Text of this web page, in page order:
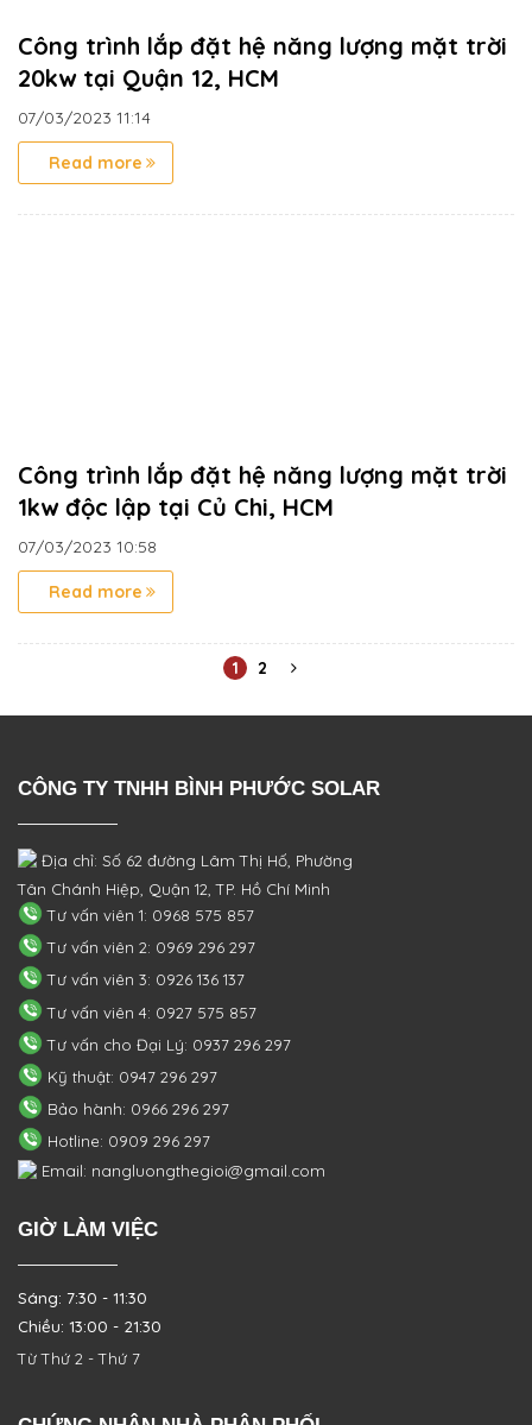
Công trình lắp đặt hệ năng lượng mặt trời
20kw tại Quận 12, HCM
07/03/2023 11:14
Read more
Công trình lắp đặt hệ năng lượng mặt trời
1kw độc lập tại Củ Chi, HCM
07/03/2023 10:58
Read more
1 2
CÔNG TY TNHH BÌNH PHƯỚC SOLAR
Địa chỉ: Số 62 đường Lâm Thị Hố, Phường
Tân Chánh Hiệp, Quận 12, TP. Hồ Chí Minh
Tư vấn viên 1: 0968 575 857
Tư vấn viên 2: 0969 296 297
Tư vấn viên 3: 0926 136 137
Tư vấn viên 4: 0927 575 857
Tư vấn cho Đại Lý: 0937 296 297
Kỹ thuật: 0947 296 297
Bảo hành: 0966 296 297
Hotline: 0909 296 297
Email: nangluongthegioi@gmail.com
GIỜ LÀM VIỆC
Sáng: 7:30 - 11:30
Chiều: 13:00 - 21:30
Từ Thứ 2 - Thứ 7